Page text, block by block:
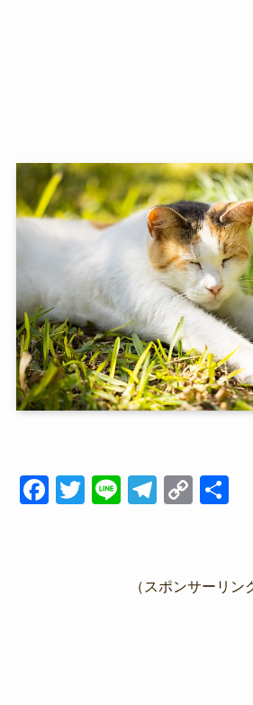
F
T
Li
T
gr
C
y
Li
（スポンサーリン